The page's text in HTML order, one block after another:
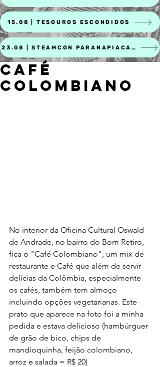
15.08 | TESOUROS ESCONDIDOS
23.08 | STEAMCON PARANAPIACABA
CAFÉ
COLOMBIANO
No interior da Oficina Cultural Oswald
de Andrade, no bairro do Bom Retiro,
fica o "Café Colombiano", um mix de
restaurante e Café que além de servir
delícias da Colômbia, especialmente
os cafés, também tem almoço
incluindo opções vegetarianas. Este
prato que aparece na foto foi a minha
pedida e estava delicioso (hambúrguer
de grão de bico, chips de
mandioquinha, feijão colombiano,
arroz e salada = R$ 20)